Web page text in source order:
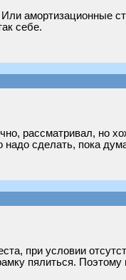
амортизационные
себе.
рассматривал, но
сделать, пока
при условии
пялиться.